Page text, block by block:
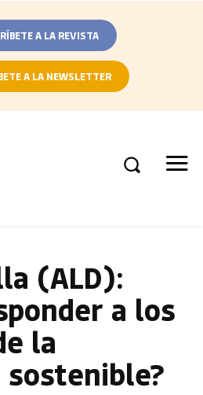
A LA REVISTA
A LA NEWSLETTER
(ALD):
a los
la